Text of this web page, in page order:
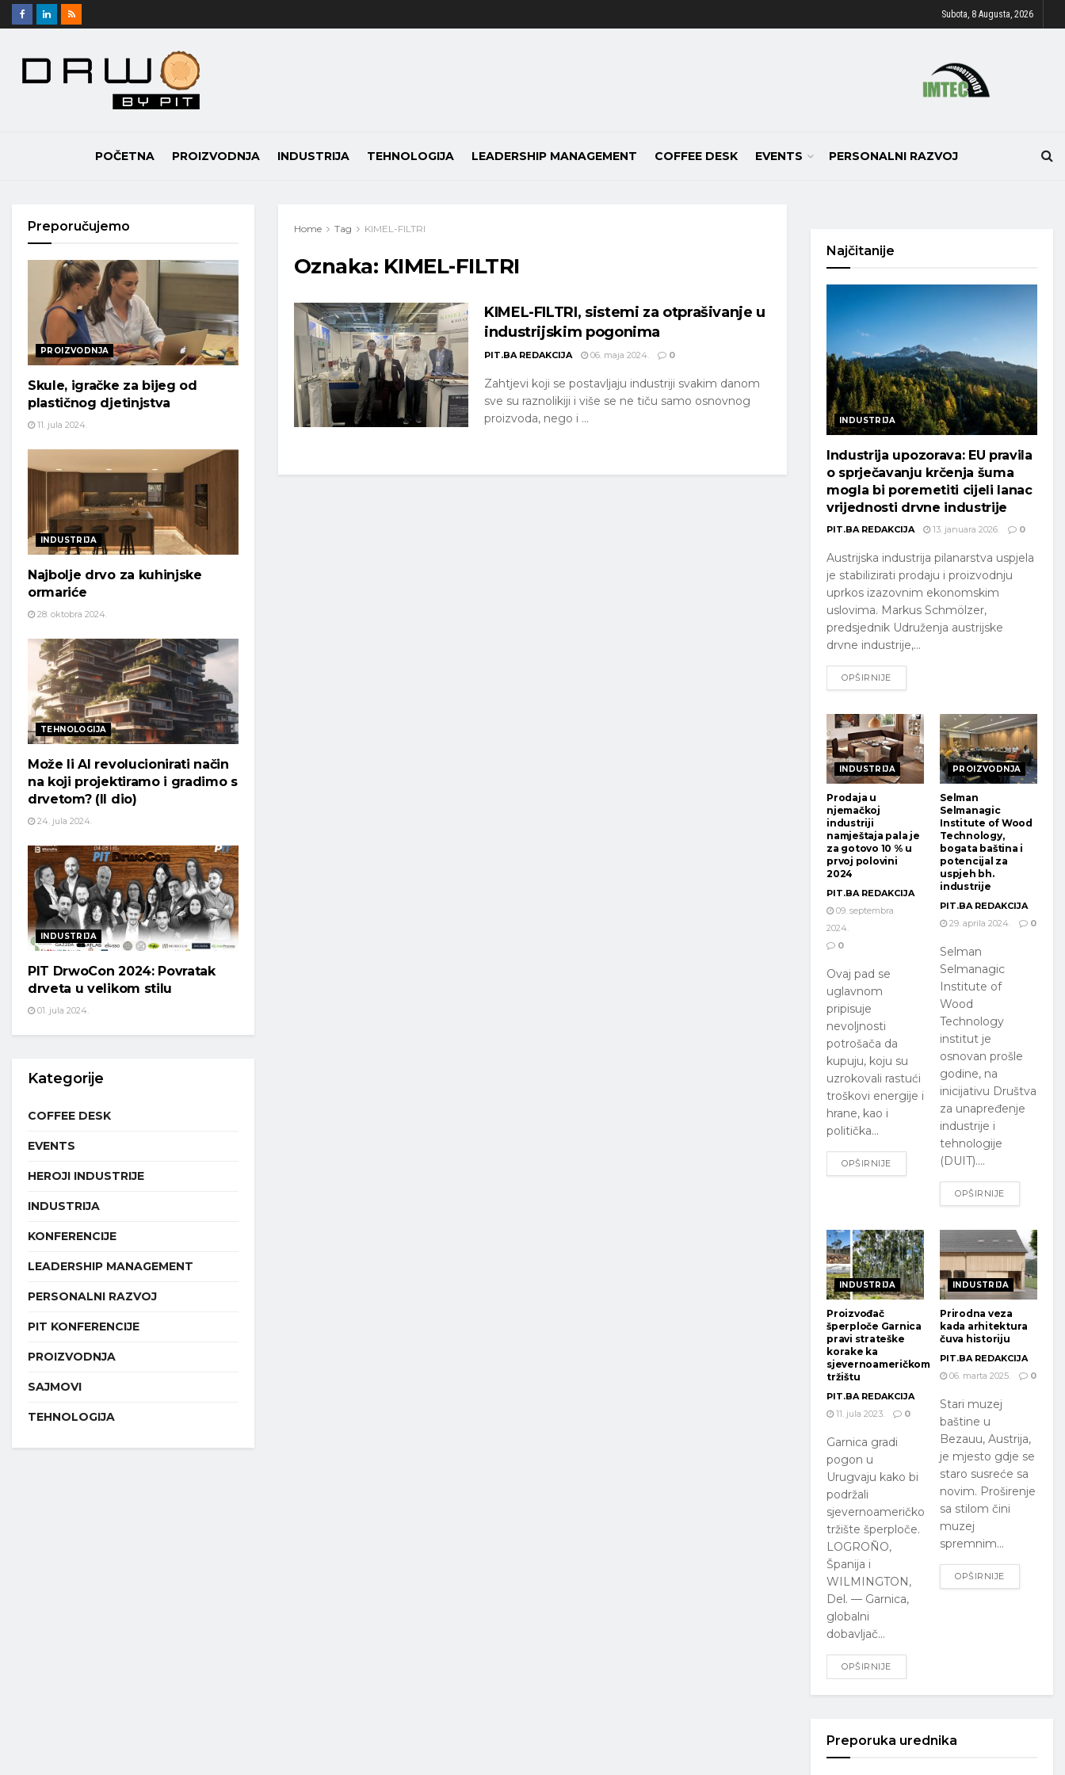
Subota, 8 Augusta, 2026
POČETNA PROIZVODNJA INDUSTRIJA TEHNOLOGIJA LEADERSHIP MANAGEMENT COFFEE DESK EVENTS PERSONALNI RAZVOJ
Home Tag KIMEL-FILTRI
Oznaka: KIMEL-FILTRI
KIMEL-FILTRI, sistemi za otprašivanje u
industrijskim pogonima
PIT.BA REDAKCIJA 06. maja 2024. 0
Zahtjevi koji se postavljaju industriji svakim danom
sve su raznolikiji i više se ne tiču samo osnovnog
proizvoda, nego i ...
Preporučujemo
PROIZVODNJA
Skule, igračke za bijeg od
plastičnog djetinjstva
11. jula 2024.
INDUSTRIJA
Najbolje drvo za kuhinjske
ormariće
28. oktobra 2024.
TEHNOLOGIJA
Može li AI revolucionirati način
na koji projektiramo i gradimo s
drvetom? (II dio)
24. jula 2024.
INDUSTRIJA
PIT DrwoCon 2024: Povratak
drveta u velikom stilu
01. jula 2024.
Kategorije
COFFEE DESK
EVENTS
HEROJI INDUSTRIJE
INDUSTRIJA
KONFERENCIJE
LEADERSHIP MANAGEMENT
PERSONALNI RAZVOJ
PIT KONFERENCIJE
PROIZVODNJA
SAJMOVI
TEHNOLOGIJA
Najčitanije
INDUSTRIJA
Industrija upozorava: EU pravila
o sprječavanju krčenja šuma
mogla bi poremetiti cijeli lanac
vrijednosti drvne industrije
PIT.BA REDAKCIJA 13. januara 2026. 0
Austrijska industrija pilanarstva uspjela
je stabilizirati prodaju i proizvodnju
uprkos izazovnim ekonomskim
uslovima. Markus Schmölzer,
predsjednik Udruženja austrijske
drvne industrije,...
OPŠIRNIJE
INDUSTRIJA
Prodaja u
njemačkoj
industriji
namještaja pala je
za gotovo 10 % u
prvoj polovini
2024
PIT.BA REDAKCIJA
09. septembra
2024.
0
Ovaj pad se
uglavnom
pripisuje
nevoljnosti
potrošača da
kupuju, koju su
uzrokovali rastući
troškovi energije i
hrane, kao i
politička...
OPŠIRNIJE
PROIZVODNJA
Selman
Selmanagic
Institute of Wood
Technology,
bogata baština i
potencijal za
uspjeh bh.
industrije
PIT.BA REDAKCIJA
29. aprila 2024.
0
Selman
Selmanagic
Institute of
Wood
Technology
institut je
osnovan prošle
godine, na
inicijativu Društva
za unapređenje
industrije i
tehnologije
(DUIT)....
OPŠIRNIJE
INDUSTRIJA
Proizvođač
šperploče Garnica
pravi strateške
korake ka
sjevernoameričkom
tržištu
PIT.BA REDAKCIJA
11. jula 2023.
0
Garnica gradi
pogon u
Urugvaju kako bi
podržali
sjevernoameričko
tržište šperploče.
LOGROÑO,
Španija i
WILMINGTON,
Del. — Garnica,
globalni
dobavljač...
OPŠIRNIJE
INDUSTRIJA
Prirodna veza
kada arhitektura
čuva historiju
PIT.BA REDAKCIJA
06. marta 2025.
0
Stari muzej
baštine u
Bezauu, Austrija,
je mjesto gdje se
staro susreće sa
novim. Proširenje
sa stilom čini
muzej
spremnim...
OPŠIRNIJE
Preporuka urednika